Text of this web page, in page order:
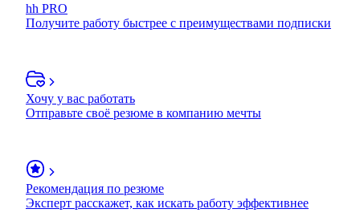
hh PRO
Получите работу быстрее с преимуществами подписки
Хочу у вас работать
Отправьте своё резюме в компанию мечты
Рекомендация по резюме
Эксперт расскажет, как искать работу эффективнее